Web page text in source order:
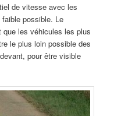
de vitesse avec les
possible. Le
que les véhicules les plus
le plus loin possible des
pour être visible